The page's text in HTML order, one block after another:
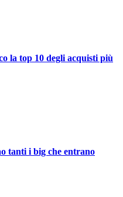
la top 10 degli acquisti più
tanti i big che entrano